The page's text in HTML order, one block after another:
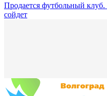
Продается футбольный
сойдет